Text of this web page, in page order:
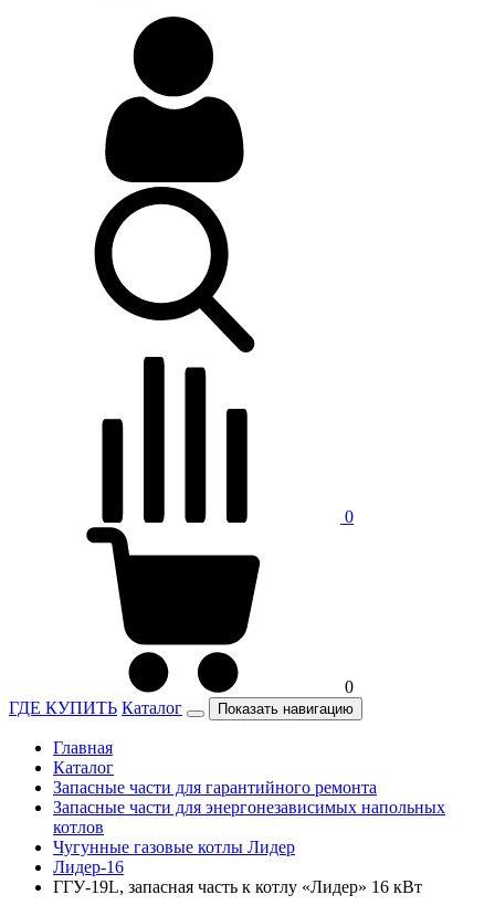
0
0
ГДЕ КУПИТЬ Каталог Показать навигацию
Главная
Каталог
Запасные части для гарантийного ремонта
Запасные части для энергонезависимых напольных
котлов
Чугунные газовые котлы Лидер
Лидер-16
ГГУ-19L, запасная часть к котлу «Лидер» 16 кВт